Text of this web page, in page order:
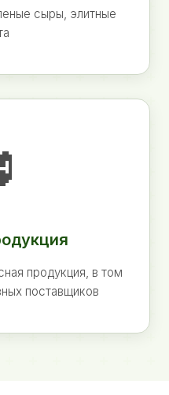
сыры, элитные
продукция, в том
поставщиков